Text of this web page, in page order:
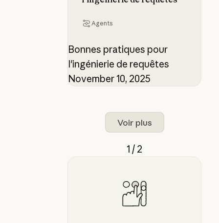
Agents
Bonnes pratiques pour
l'ingénierie de requêtes
November 10, 2025
Voir plus
1 / 2